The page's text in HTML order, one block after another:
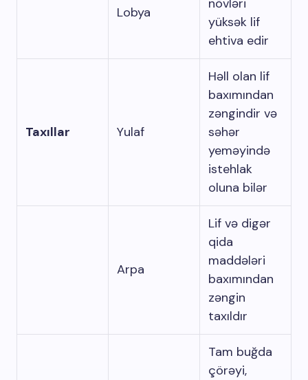
Lobya
növləri
yüksək lif
ehtiva edir
Taxıllar Yulaf
Həll olan lif
baxımından
zəngindir və
səhər
yeməyində
istehlak
oluna bilər
Arpa
Lif və digər
qida
maddələri
baxımından
zəngin
taxıldır
Tam buğda
çörəyi,